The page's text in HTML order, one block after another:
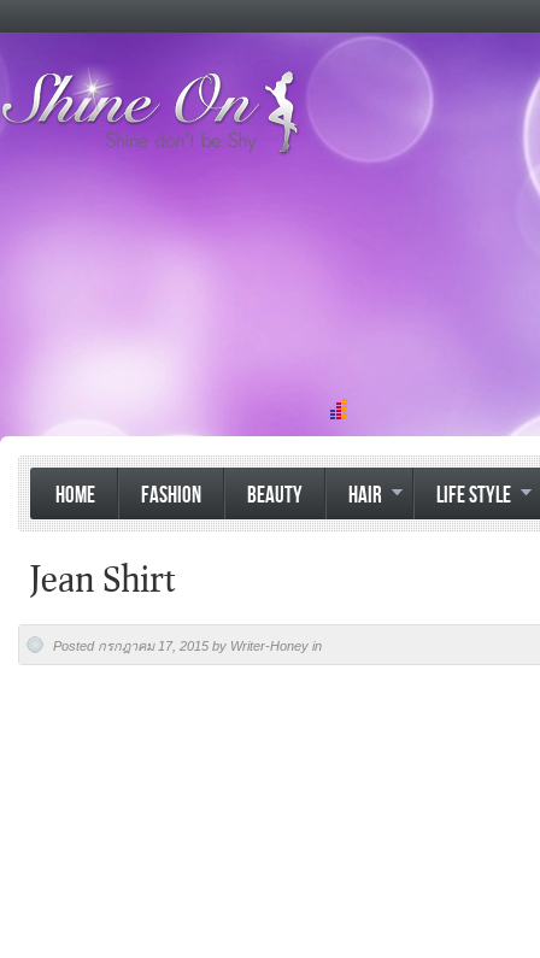
HOME FASHION BEAUTY HAIR LIFE STYLE
Jean Shirt
Posted กรกฎาคม 17, 2015 by Writer-Honey in